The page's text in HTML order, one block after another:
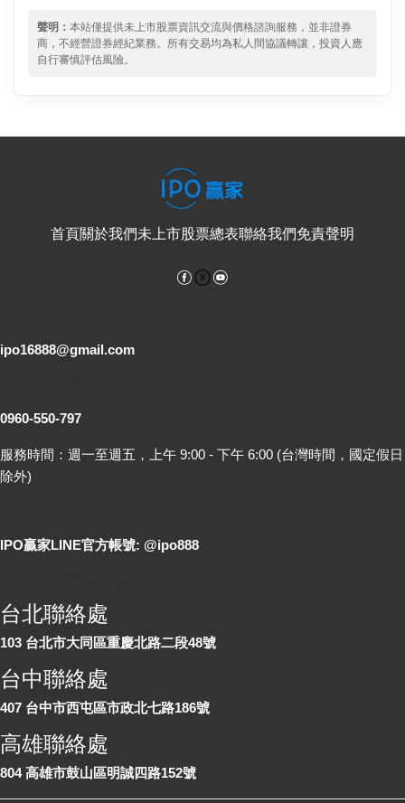
聲明： 本站僅提供未上市股票資訊交流與價格諮詢服務，並非證券
商，不經營證券經紀業務。所有交易均為私人間協議轉讓，投資人應
自行審慎評估風險。
首頁關於我們未上市股票總表聯絡我們免責聲明
Facebook
ipo16888@gmail.com
0960-550-797
服務時間：週一至週五，上午 9:00 - 下午 6:00 (台灣時間，國定假日
除外)
IPO贏家LINE官方帳號: @ipo888
台北聯絡處
103 台北市大同區重慶北路二段48號
台中聯絡處
407 台中市西屯區市政北七路186號
高雄聯絡處
804 高雄市鼓山區明誠四路152號